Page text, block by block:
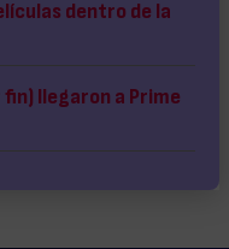
dentro de la
fin) llegaron a Prime